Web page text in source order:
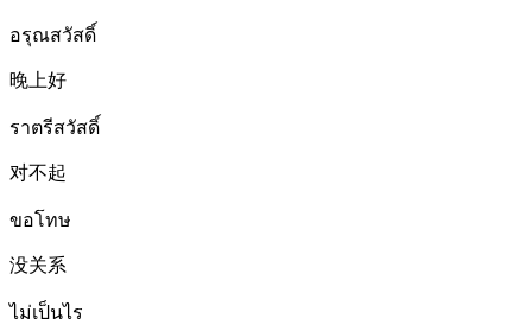
อรุณสวัสดิ์
晚上好
ราตรีสวัสดิ์
对不起
ขอโทษ
没关系
ไม่เป็นไร